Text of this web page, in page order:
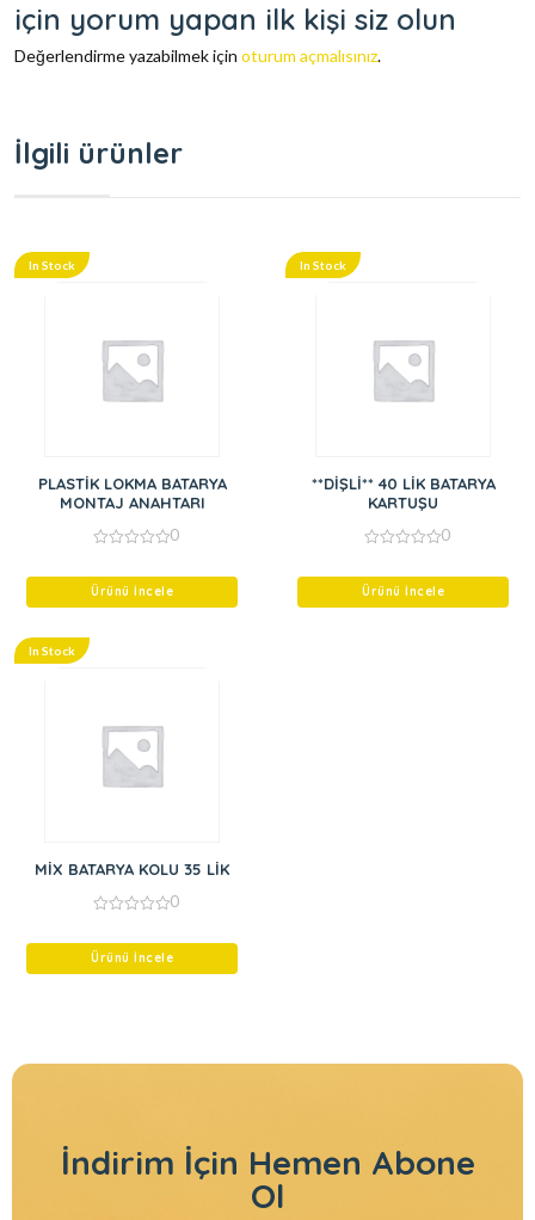
için yorum yapan ilk kişi siz olun
Değerlendirme yazabilmek için oturum açmalısınız.
İlgili ürünler
In Stock
PLASTİK LOKMA BATARYA
MONTAJ ANAHTARI
of
0
Ürünü İncele
In Stock
**DİŞLİ** 40 LİK BATARYA
KARTUŞU
of
0
Ürünü İncele
In Stock
MİX BATARYA KOLU 35 LİK
of
0
Ürünü İncele
İndirim İçin Hemen Abone
Ol